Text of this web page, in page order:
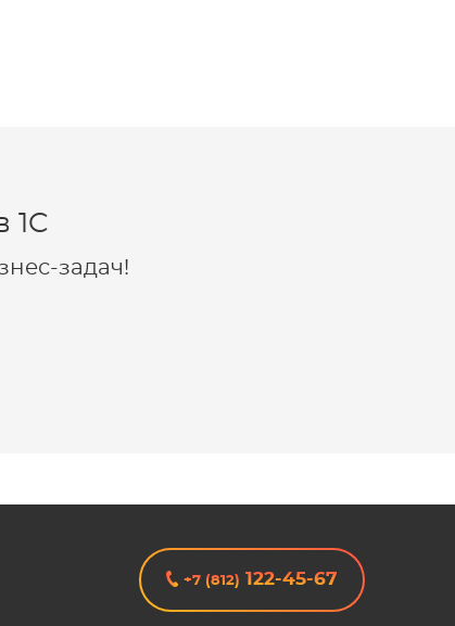
1C
задач!
+7 (812) 122-45-67